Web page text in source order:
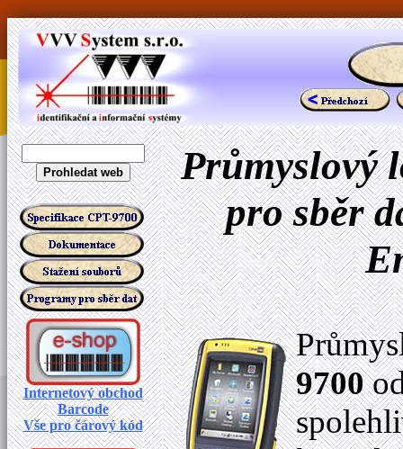
Internetový obchod
Barcode
Vše pro čárový kód
Průmyslový
pro sběr
9700